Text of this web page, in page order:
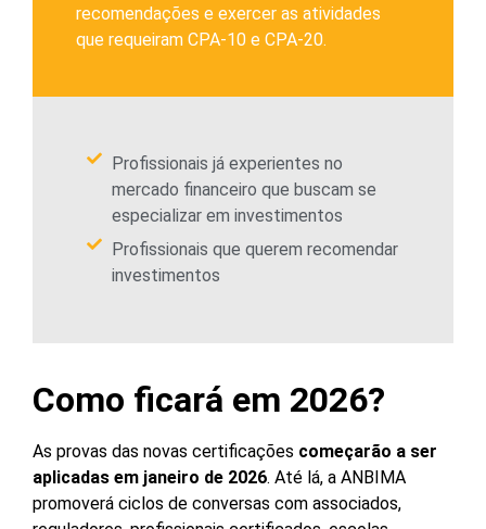
recomendações e exercer as atividades
que requeiram CPA-10 e CPA-20.
Profissionais já experientes no
mercado financeiro que buscam se
especializar em investimentos
Profissionais que querem recomendar
investimentos
Como ficará em 2026?
As provas das novas certificações começarão a ser
aplicadas em janeiro de 2026. Até lá, a ANBIMA
promoverá ciclos de conversas com associados,